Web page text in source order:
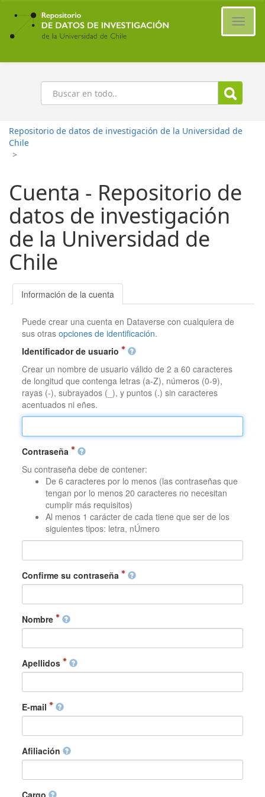
Ir
contenido
principal
Buscar
Repositorio de datos de investigación de la Universidad de
Chile
>
Cuenta - Repositorio de
datos de investigación
de la Universidad de
Chile
Información de la cuenta
Puede crear una cuenta en Dataverse con cualquiera de
sus otrasopciones de identificación.
Identificador de usuario
Crear un nombre de usuario válido de 2 a 60 caracteres
de longitud que contenga letras (a-Z), números (0-9),
rayas (-), subrayados (_), y puntos (.) sin caracteres
acentuados ni eñes.
Contraseña
Su contraseña debe de contener:
De 6 caracteres por lo menos (las contraseñas que
tengan por lo menos 20 caracteres no necesitan
cumplir más requisitos)
Al menos 1 carácter de cada tiene que ser de los
siguientes tipos: letra, nÚmero
Confirme su contraseña
Nombre
Apellidos
E-mail
Afiliación
Cargo